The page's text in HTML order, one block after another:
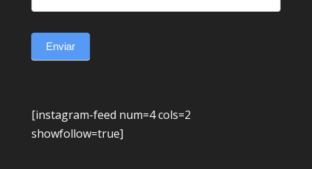
Enviar
[instagram-feed num=4 cols=2
showfollow=true]